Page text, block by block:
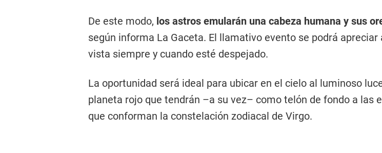
De este modo, los astros emularán una cabeza humana y sus
según informa La Gaceta. El llamativo evento se podrá apreciar
vista siempre y cuando esté despejado.
La oportunidad será ideal para ubicar en el cielo al luminoso
planeta rojo que tendrán –a su vez– como telón de fondo a las
que conforman la constelación zodiacal de Virgo.